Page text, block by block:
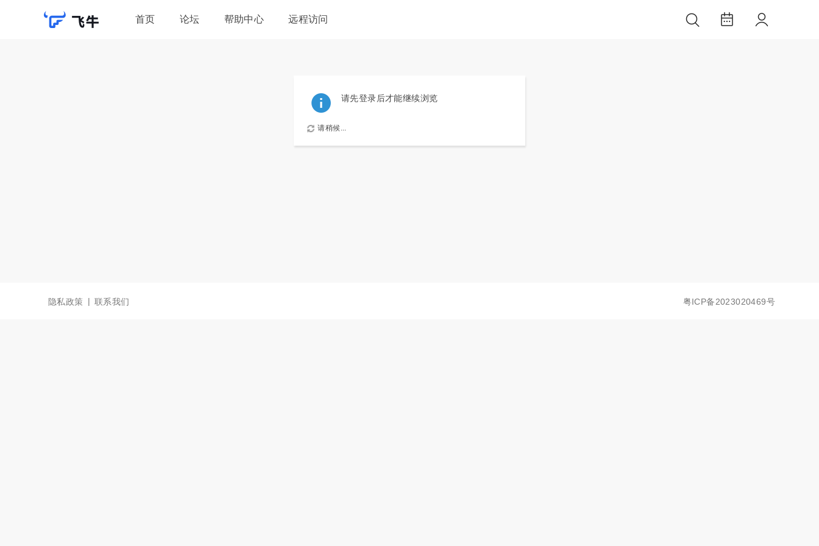
首页 论坛 帮助中心 远程访问
请先登录后才能继续浏览
请稍候...
隐私政策 | 联系我们 粤ICP备2023020469号